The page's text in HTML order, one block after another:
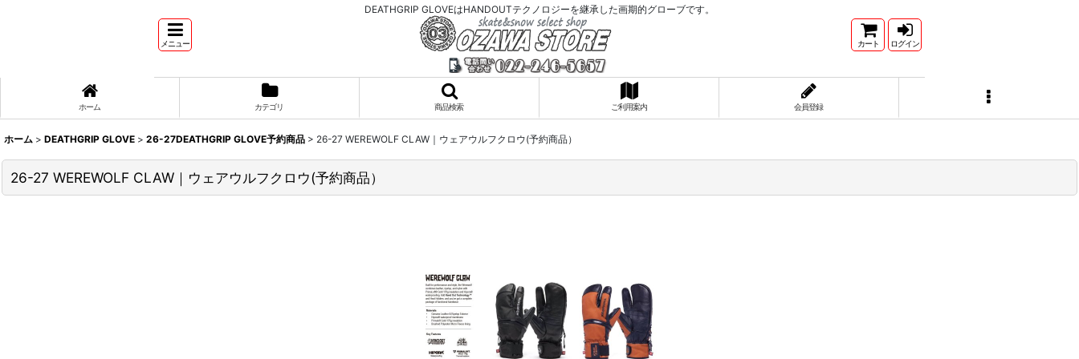
DEATHGRIP GLOVEはHANDOUTテクノロジーを継承した画期的グローブです。
メニュー カート ログイン
ホーム カテゴリ 商品検索 ご利用案内 会員登録
ホーム > DEATHGRIP GLOVE > 26-27DEATHGRIP GLOVE予約商品 > 26-27 WEREWOLF CLAW｜ウェアウルフクロウ(予約商品）
26-27 WEREWOLF CLAW｜ウェアウルフクロウ(予約商品）